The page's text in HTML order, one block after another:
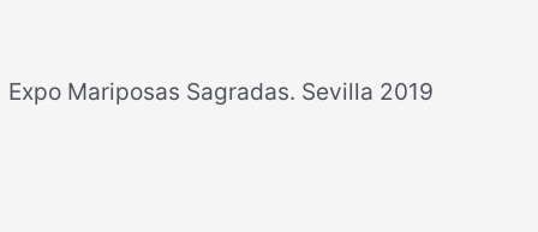
Expo Mariposas Sagradas. Sevilla 2019